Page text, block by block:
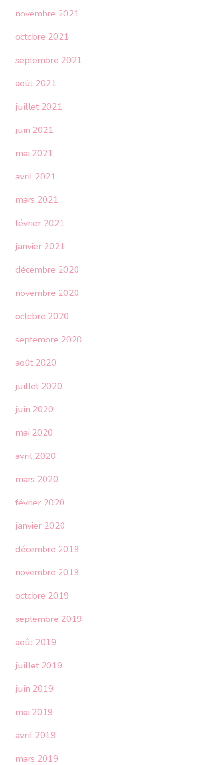
novembre 2021
octobre 2021
septembre 2021
août 2021
juillet 2021
juin 2021
mai 2021
avril 2021
mars 2021
février 2021
janvier 2021
décembre 2020
novembre 2020
octobre 2020
septembre 2020
août 2020
juillet 2020
juin 2020
mai 2020
avril 2020
mars 2020
février 2020
janvier 2020
décembre 2019
novembre 2019
octobre 2019
septembre 2019
août 2019
juillet 2019
juin 2019
mai 2019
avril 2019
mars 2019